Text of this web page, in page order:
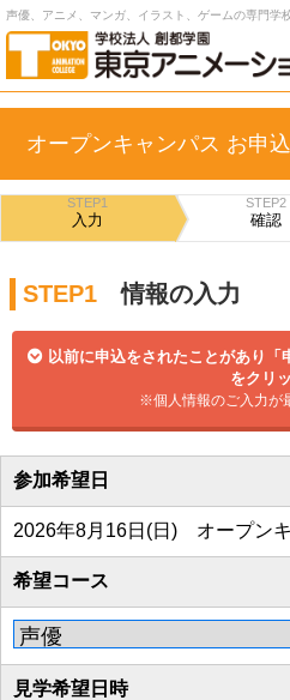
声優、アニメ、マンガ、イラスト、ゲームの専門学
オープンキャンパス お申
STEP1
入力
STEP2
確認
STEP1 情報の入力
以前に申込をされたことがあり
をクリ
※個人情報のご入力が
参加希望日
2026年8月16日(日) オープン
希望コース
見学希望日時